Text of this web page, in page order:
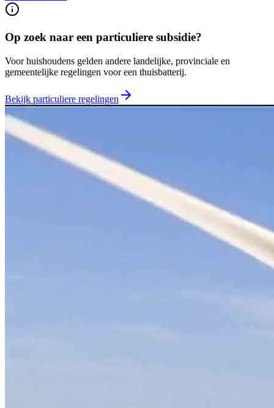
Op zoek naar een particuliere subsidie?
Voor huishoudens gelden andere landelijke, provinciale en
gemeentelijke regelingen voor een thuisbatterij.
Bekijk particuliere regelingen